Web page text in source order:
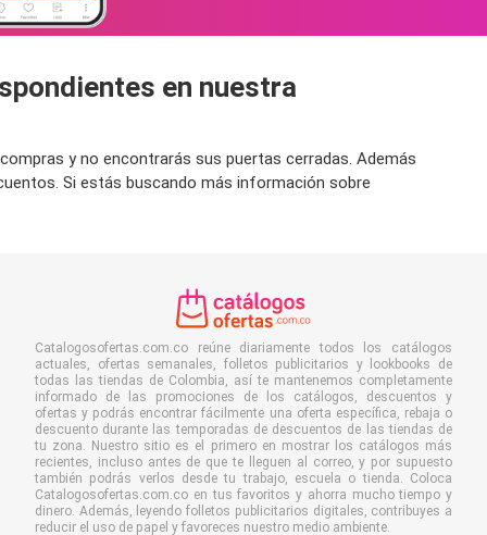
en nuestra
y no encontrarás sus puertas cerradas. Además
Si estás buscando más información sobre
Catalogosofertas.com.co reúne diariamente todos los catálogos
actuales, ofertas semanales, folletos publicitarios y lookbooks de
todas las tiendas de Colombia, así te mantenemos completamente
informado de las promociones de los catálogos, descuentos y
ofertas y podrás encontrar fácilmente una oferta específica, rebaja o
descuento durante las temporadas de descuentos de las tiendas de
tu zona. Nuestro sitio es el primero en mostrar los catálogos más
recientes, incluso antes de que te lleguen al correo, y por supuesto
también podrás verlos desde tu trabajo, escuela o tienda. Coloca
Catalogosofertas.com.co en tus favoritos y ahorra mucho tiempo y
dinero. Además, leyendo folletos publicitarios digitales, contribuyes a
reducir el uso de papel y favoreces nuestro medio ambiente.